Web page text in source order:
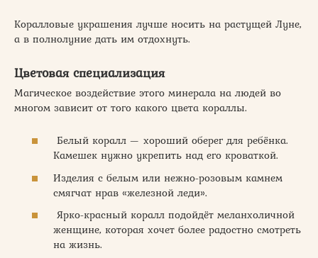
Коралловые украшения лучше носить на растущей Луне,
а в полнолуние дать им отдохнуть.
Цветовая специализация
Магическое воздействие этого минерала на людей во
многом зависит от того какого цвета кораллы.
Белый коралл — хороший оберег для ребёнка.
Камешек нужно укрепить над его кроваткой.
Изделия с белым или нежно-розовым камнем
смягчат нрав «железной леди».
Ярко-красный коралл подойдёт меланхоличной
женщине, которая хочет более радостно смотреть
на жизнь.